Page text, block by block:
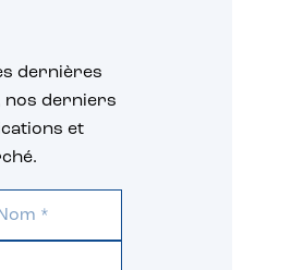
dernières
nos derniers
et